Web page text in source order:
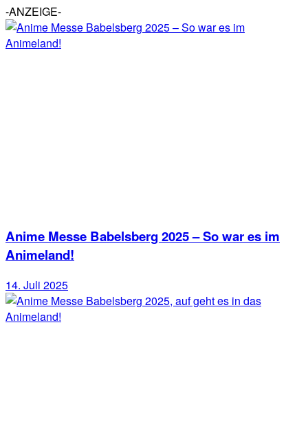
-ANZEIGE-
Anime Messe Babelsberg 2025 – So war es im
Animeland!
14. Juli 2025